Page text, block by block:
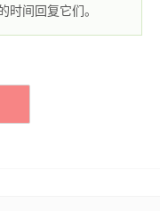
间回复它们。